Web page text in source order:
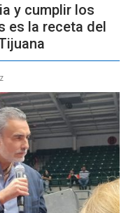
y cumplir los
es la receta del